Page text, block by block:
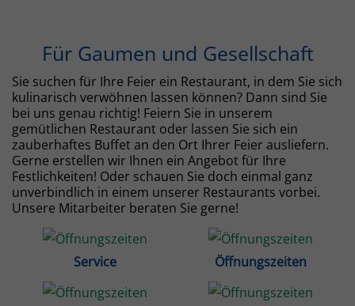
Für Gaumen und Gesellschaft
Sie suchen für Ihre Feier ein Restaurant, in dem Sie sich
kulinarisch verwöhnen lassen können? Dann sind Sie
bei uns genau richtig! Feiern Sie in unserem
gemütlichen Restaurant oder lassen Sie sich ein
zauberhaftes Buffet an den Ort Ihrer Feier ausliefern.
Gerne erstellen wir Ihnen ein Angebot für Ihre
Festlichkeiten! Oder schauen Sie doch einmal ganz
unverbindlich in einem unserer Restaurants vorbei.
Unsere Mitarbeiter beraten Sie gerne!
Service Öffnungszeiten